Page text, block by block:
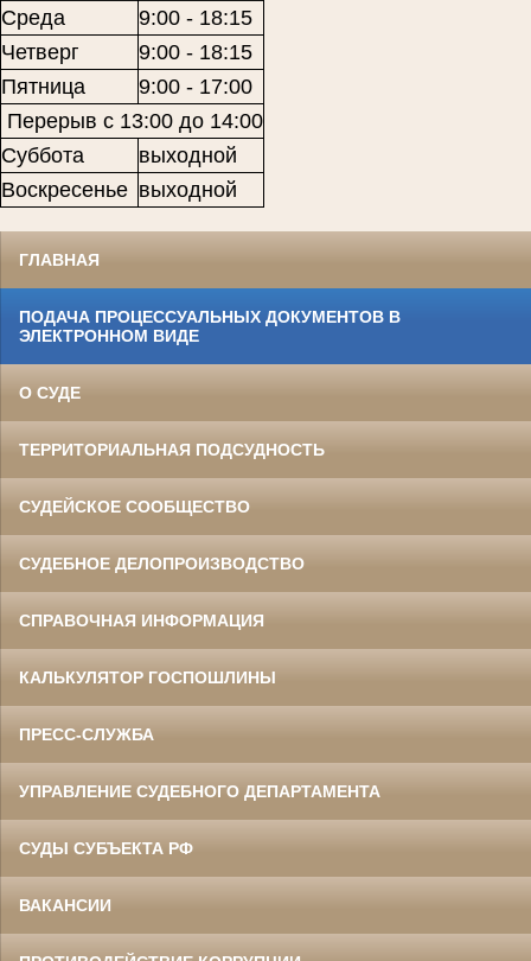
Среда
9:00 - 18:15
Четверг
9:00 - 18:15
Пятница
9:00 - 17:00
Перерыв с 13:00 до 14:00
Суббота
выходной
Воскресенье выходной
ГЛАВНАЯ
ПОДАЧА ПРОЦЕССУАЛЬНЫХ ДОКУМЕНТОВ В
ЭЛЕКТРОННОМ ВИДЕ
О СУДЕ
ТЕРРИТОРИАЛЬНАЯ ПОДСУДНОСТЬ
СУДЕЙСКОЕ СООБЩЕСТВО
СУДЕБНОЕ ДЕЛОПРОИЗВОДСТВО
СПРАВОЧНАЯ ИНФОРМАЦИЯ
КАЛЬКУЛЯТОР ГОСПОШЛИНЫ
ПРЕСС-СЛУЖБА
УПРАВЛЕНИЕ СУДЕБНОГО ДЕПАРТАМЕНТА
СУДЫ СУБЪЕКТА РФ
ВАКАНСИИ